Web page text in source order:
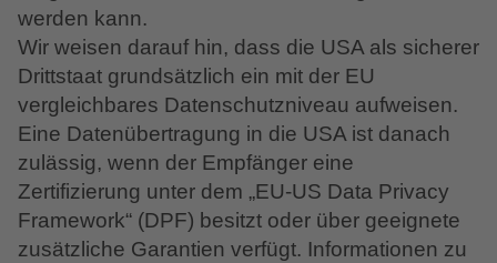
werden kann.
Wir weisen darauf hin, dass die USA als sicherer
Drittstaat grundsätzlich ein mit der EU
vergleichbares Datenschutzniveau aufweisen.
Eine Datenübertragung in die USA ist danach
zulässig, wenn der Empfänger eine
Zertifizierung unter dem „EU-US Data Privacy
Framework“ (DPF) besitzt oder über geeignete
zusätzliche Garantien verfügt. Informationen zu